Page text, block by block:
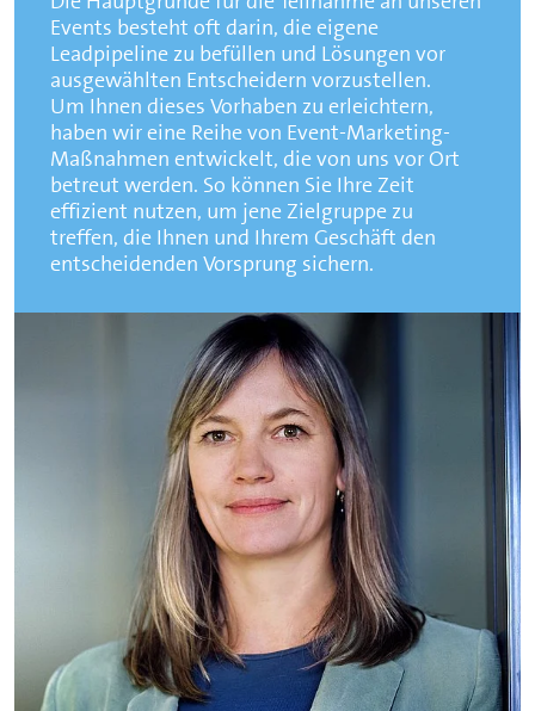
Events besteht oft darin, die eigene
Leadpipeline zu befüllen und Lösungen vor
ausgewählten Entscheidern vorzustellen.
Um Ihnen dieses Vorhaben zu erleichtern,
haben wir eine Reihe von Event-Marketing-
Maßnahmen entwickelt, die von uns vor Ort
betreut werden. So können Sie Ihre Zeit
effizient nutzen, um jene Zielgruppe zu
treffen, die Ihnen und Ihrem Geschäft den
entscheidenden Vorsprung sichern.